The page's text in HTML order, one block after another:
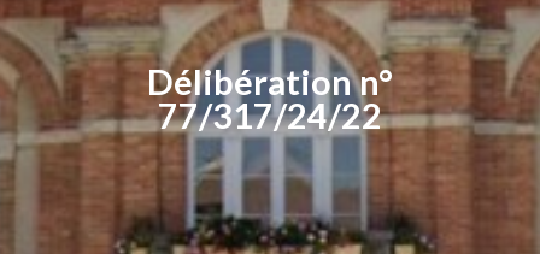
Délibération n°
77/317/24/22